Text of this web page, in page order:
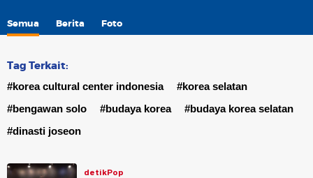
Semua Berita Foto
Tag Terkait:
#korea cultural center indonesia
#korea selatan
#bengawan solo
#budaya korea
#budaya korea selatan
#dinasti joseon
detikPop